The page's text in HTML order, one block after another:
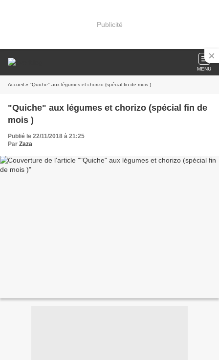
Publicité
MENU
Accueil » "Quiche" aux légumes et chorizo (spécial fin de mois )
"Quiche" aux légumes et chorizo (spécial fin de
mois )
Publié le 22/11/2018 à 21:25
Par Zaza